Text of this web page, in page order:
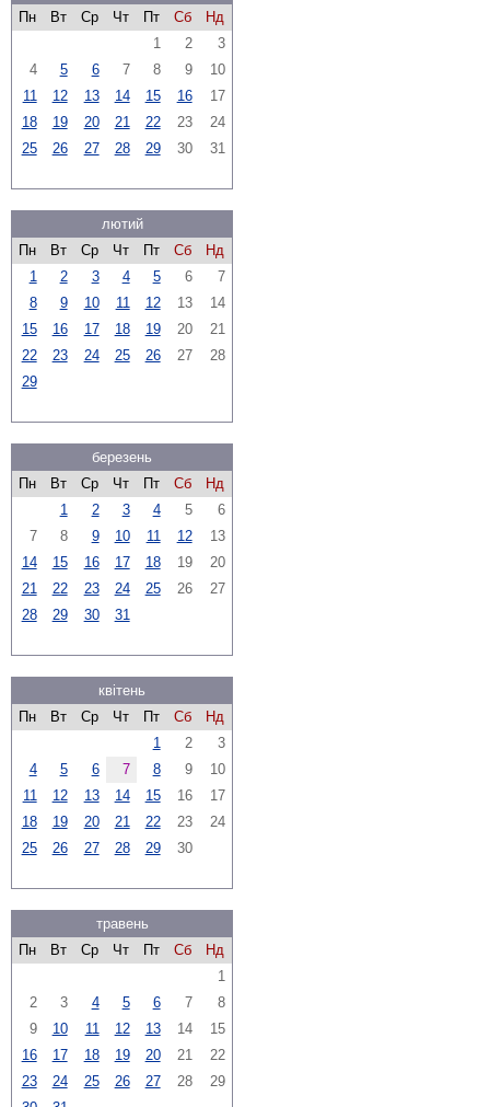
Пн
Вт Ср Чт Пт Сб
Нд
1
2
3
4
5 6 7 8 9
10
11
12 13 14 15 16
17
18
19 20 21 22 23
24
25
26 27 28 29 30 31
лютий
Пн
Вт Ср Чт Пт Сб
Нд
1
2 3 4 5 6
7
8
9 10 11 12 13
14
15
16 17 18 19 20
21
22
23 24 25 26 27
28
29
березень
Пн
Вт Ср Чт Пт Сб
Нд
1
2 3 4 5
6
7
8 9 10 11 12
13
14
15 16 17 18 19
20
21
22 23 24 25 26
27
28
29 30 31
квітень
Пн
Вт Ср Чт Пт Сб
Нд
1
2
3
4
5 6 7 8 9
10
11
12 13 14 15 16
17
18
19 20 21 22 23
24
25
26 27 28 29 30
травень
Пн
Вт Ср Чт Пт Сб
Нд
1
2
3 4 5 6 7
8
9
10 11 12 13 14
15
16
17 18 19 20 21
22
23
24 25 26 27 28
29